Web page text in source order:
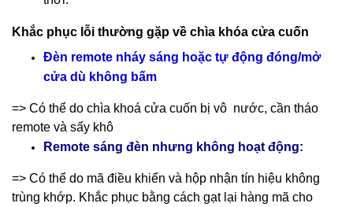
Khắc phục lỗi thường gặp về chìa khóa cửa cuốn
Đèn remote nháy sáng hoặc tự động đóng/mở
cửa dù không bấm
=> Có thể do chìa khoá cửa cuốn bị vô nước, cần tháo
remote và sấy khô
Remote sáng đèn nhưng không hoạt động:
=> Có thể do mã điều khiển và hộp nhận tín hiệu không
trùng khớp. Khắc phục bằng cách gạt lại hàng mã cho